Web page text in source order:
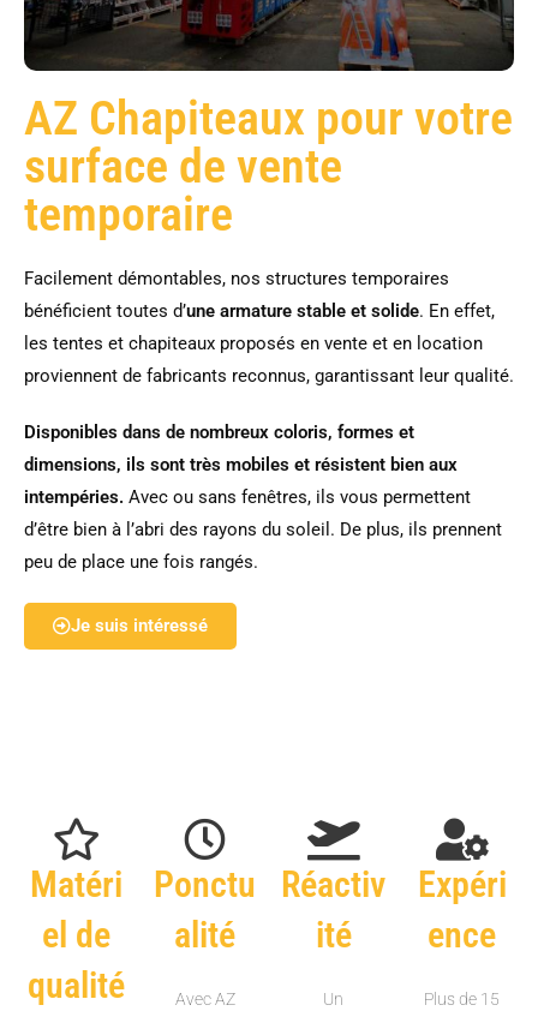
AZ Chapiteaux pour votre
surface de vente
temporaire
Facilement démontables, nos structures temporaires
bénéficient toutes d’une armature stable et solide. En effet,
les tentes et chapiteaux proposés en vente et en location
proviennent de fabricants reconnus, garantissant leur qualité.
Disponibles dans de nombreux coloris, formes et
dimensions, ils sont très mobiles et résistent bien aux
intempéries. Avec ou sans fenêtres, ils vous permettent
d’être bien à l’abri des rayons du soleil. De plus, ils prennent
peu de place une fois rangés.
Je suis intéressé
Matéri
el de
qualité
Ponctu
alité
Avec AZ
Réactiv
ité
Un
Expéri
ence
Plus de 15